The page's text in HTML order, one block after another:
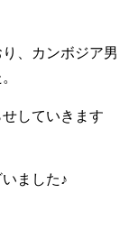
、カンボジア男
していきます
ました♪